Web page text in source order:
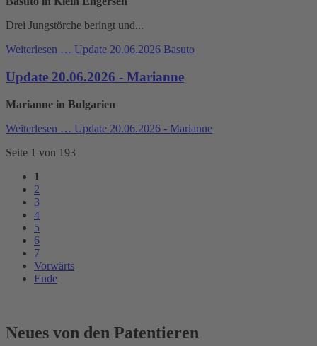
Drei Jungstörche beringt und...
Weiterlesen … Update 20.06.2026 Basuto
Update 20.06.2026 - Marianne
Marianne in Bulgarien
Weiterlesen … Update 20.06.2026 - Marianne
Seite 1 von 193
1
2
3
4
5
6
7
Vorwärts
Ende
Neues von den Patentieren